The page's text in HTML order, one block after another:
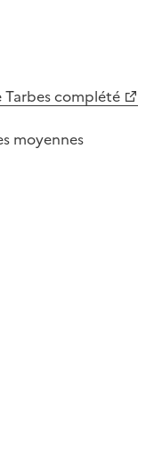
Tarbes complété
moyennes